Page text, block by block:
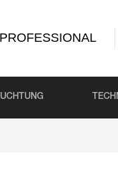
PROFESSIONAL